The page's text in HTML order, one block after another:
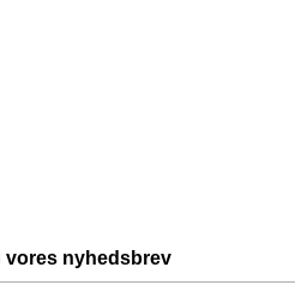
vores nyhedsbrev